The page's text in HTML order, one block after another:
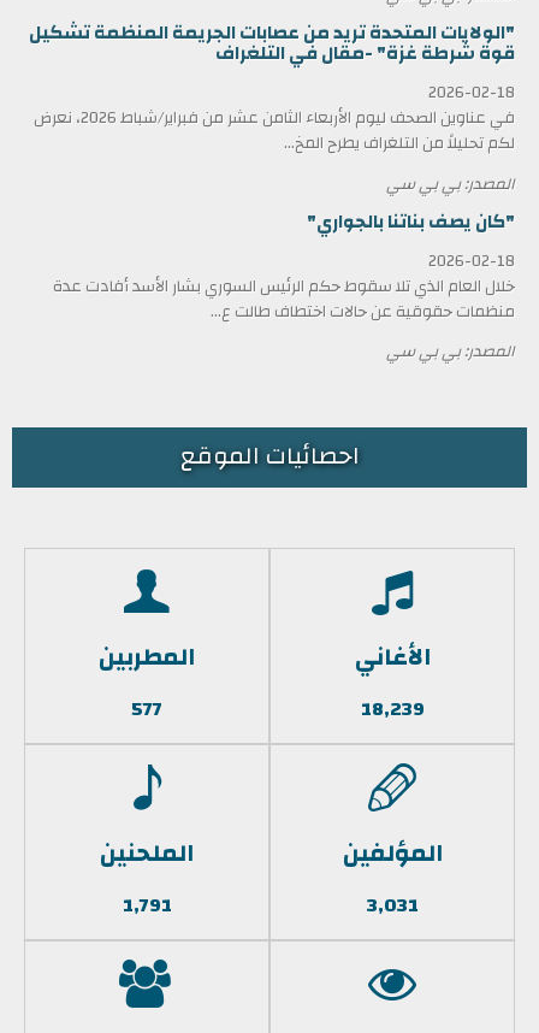
"الولايات المتحدة تريد من عصابات الجريمة المنظمة تشكيل
قوة شرطة غزة" -مقال في التلغراف
2026-02-18
في عناوين الصحف ليوم الأربعاء الثامن عشر من فبراير/شباط 2026، نعرض
لكم تحليلاً من التلغراف يطرح المخ...
المصدر: بي بي سي
"كان يصف بناتنا بالجواري"
2026-02-18
خلال العام الذي تلا سقوط حكم الرئيس السوري بشار الأسد أفادت عدة
منظمات حقوقية عن حالات اختطاف طالت ع...
المصدر: بي بي سي
احصائيات الموقع
الأغاني
18,239
المطربين
577
المؤلفين
3,031
الملحنين
1,791